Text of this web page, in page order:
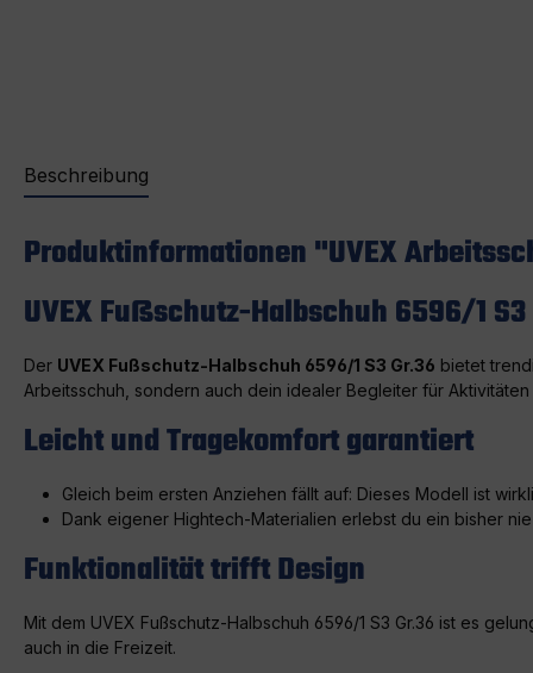
Beschreibung
Produktinformationen "UVEX
UVEX Fußschutz-Halbschuh 6596/1
Der UVEX Fußschutz-Halbschuh 6596/1 S3 Gr.36 bietet
Arbeitsschuh, sondern auch dein idealer Begleiter für
Leicht und Tragekomfort garantiert
Gleich beim ersten Anziehen fällt auf: Dieses Modell ist
Dank eigener Hightech-Materialien erlebst du ein bisher
Funktionalität trifft Design
Mit dem UVEX Fußschutz-Halbschuh 6596/1 S3 Gr.36 ist es
auch in die Freizeit.